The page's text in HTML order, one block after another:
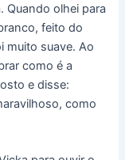
Quando olhei para
feito do
muito suave. Ao
como é a
e disse:
como